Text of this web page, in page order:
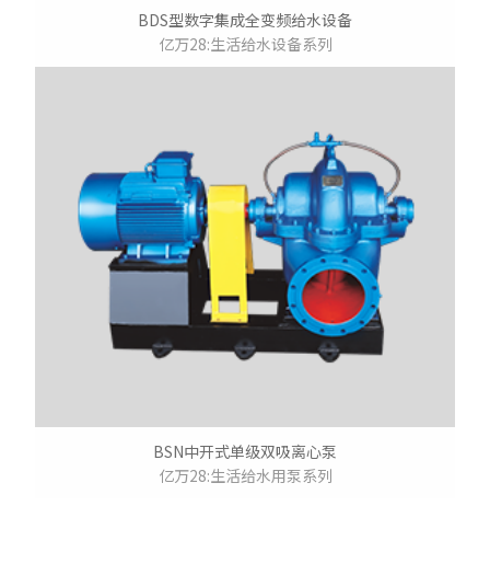
BDS型数字集成全变频给水设备
亿万28:生活给水设备系列
BSN中开式单级双吸离心泵
亿万28:生活给水用泵系列